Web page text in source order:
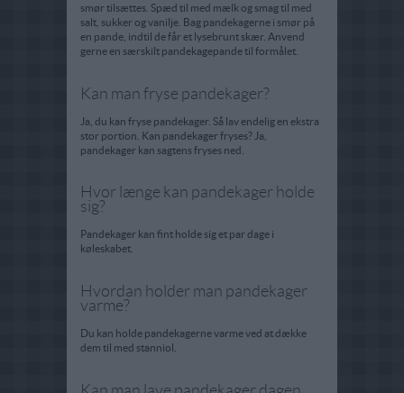
smør tilsættes. Spæd til med mælk og smag til med
salt, sukker og vanilje. Bag pandekagerne i smør på
en pande, indtil de får et lysebrunt skær. Anvend
gerne en særskilt pandekagepande til formålet.
Kan man fryse pandekager?
Ja, du kan fryse pandekager. Så lav endelig en ekstra
stor portion. Kan pandekager fryses? Ja,
pandekager kan sagtens fryses ned.
Hvor længe kan pandekager holde
sig?
Pandekager kan fint holde sig et par dage i
køleskabet.
Hvordan holder man pandekager
varme?
Du kan holde pandekagerne varme ved at dække
dem til med stanniol.